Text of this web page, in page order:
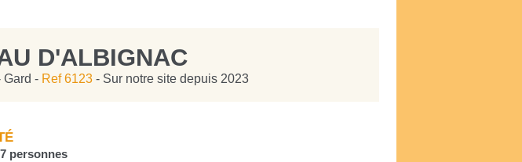
D'ALBIGNAC
Gard - Ref 6123- Sur notre site depuis 2023
personnes